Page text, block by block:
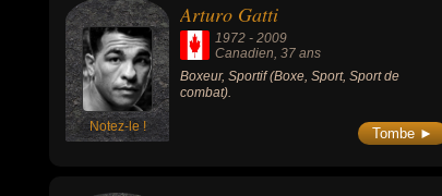
Notez-le !
Arturo Gatti
1972 - 2009
Canadien, 37 ans
Boxeur, Sportif (Boxe, Sport, Sport de
combat).
Tombe ►